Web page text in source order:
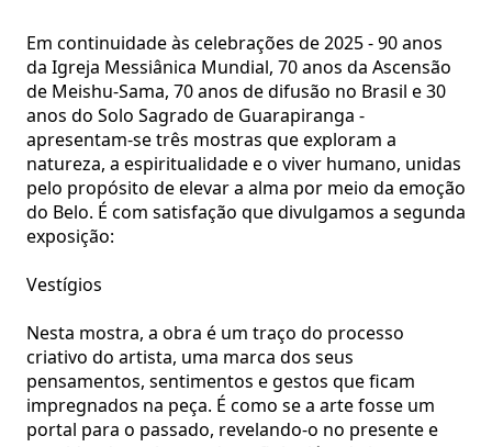
Em continuidade às celebrações de 2025 - 90 anos
da Igreja Messiânica Mundial, 70 anos da Ascensão
de Meishu-Sama, 70 anos de difusão no Brasil e 30
anos do Solo Sagrado de Guarapiranga -
apresentam-se três mostras que exploram a
natureza, a espiritualidade e o viver humano, unidas
pelo propósito de elevar a alma por meio da emoção
do Belo. É com satisfação que divulgamos a segunda
exposição:
Vestígios
Nesta mostra, a obra é um traço do processo
criativo do artista, uma marca dos seus
pensamentos, sentimentos e gestos que ficam
impregnados na peça. É como se a arte fosse um
portal para o passado, revelando-o no presente e